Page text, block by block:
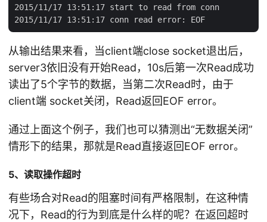
2015/11/17 13:51:17 start to read from conn
从输出结果来看，当client端close socket退出后，
server3依旧没有开始Read，10s后第一次Read成功
读出了5个字节的数据，当第二次Read时，由于
client端 socket关闭，Read返回EOF error。
通过上面这个例子，我们也可以猜测出“无数据关闭”
情形下的结果，那就是Read直接返回EOF error。
5、读取操作超时
有些场合对Read的阻塞时间有严格限制，在这种情
况下，Read的行为到底是什么样的呢？在返回超时